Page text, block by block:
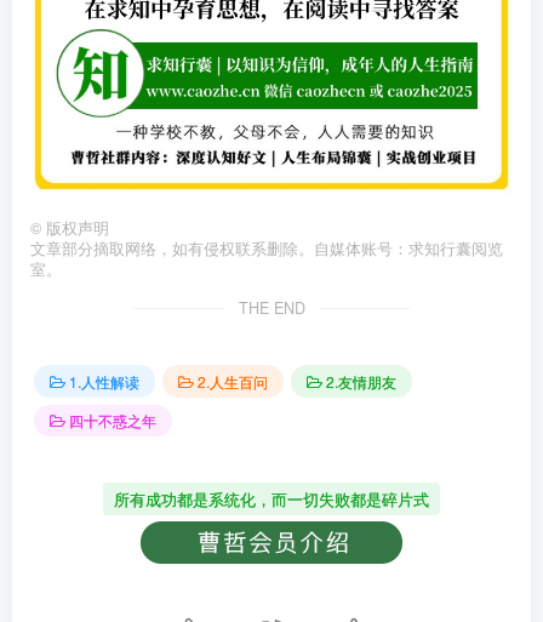
© 版权声明
文章部分摘取网络，如有侵权联系删除。自媒体账号：求知行囊阅览
室。
THE END
1.人性解读 2.人生百问
2.友情朋友
四十不惑之年
所有成功都是系统化，而一切失败都是碎片式